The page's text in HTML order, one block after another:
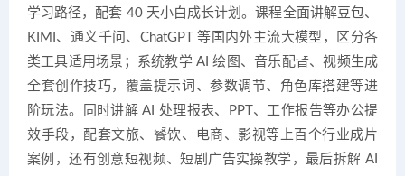
学习路径，配套 40 天小白成长计划。课程全面讲解豆包、
KIMI、通义千问、ChatGPT 等国内外主流大模型，区分各
类工具适用场景；系统教学 AI 绘图、音乐配音、视频生成
全套创作技巧，覆盖提示词、参数调节、角色库搭建等进
阶玩法。同时讲解 AI 处理报表、PPT、工作报告等办公提
效手段，配套文旅、餐饮、电商、影视等上百个行业成片
案例，还有创意短视频、短剧广告实操教学，最后拆解 AI